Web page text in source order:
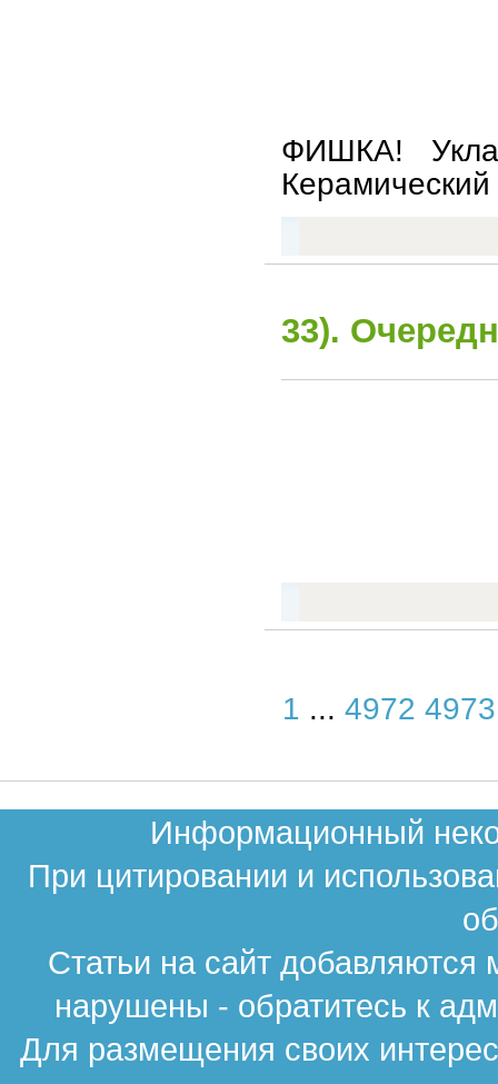
ФИШКА!
33).
1 ... 4972 4973
Информационный
При цитировании и
Статьи на сайт
нарушены - обратитесь к
Для размещения своих